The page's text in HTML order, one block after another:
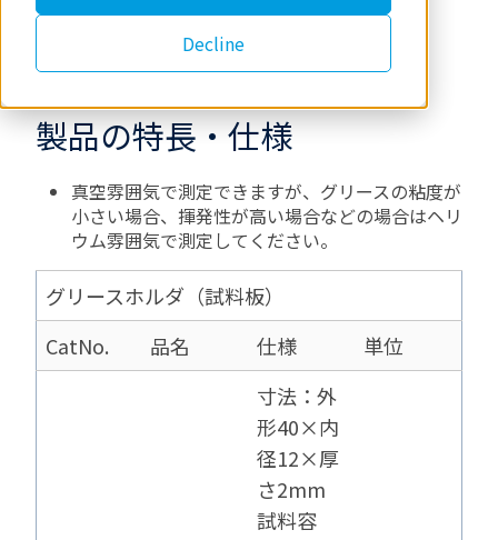
Decline
製品の特長・仕様
真空雰囲気で測定できますが、グリースの粘度が
小さい場合、揮発性が高い場合などの場合はヘリ
ウム雰囲気で測定してください。
グリースホルダ（試料板）
CatNo.
品名 仕様 単位
寸法：外
形40×内
径12×厚
さ2mm
試料容